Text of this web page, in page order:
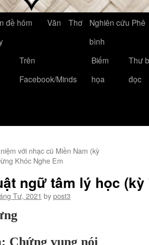
đề hôm
Văn Thơ
Nghiên cứu Phê
bình
Trên
Facebook/Minds
Biếm
họa
Thư
đọc
với nhạc cũ Miền Nam (kỳ
Khóc Nghe Em
ngữ tâm lý học (kỳ
Tư, 2021 bypost3
Chứng vụng nói